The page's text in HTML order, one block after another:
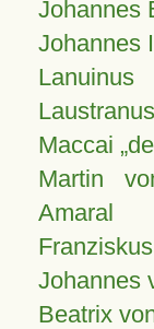
Johannes
Johannes
Lanuinus
Laustranus
Maccai
Martin
Amaral
Johannes
Beatrix